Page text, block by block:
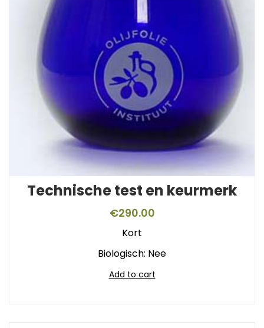
Technische test en keurmerk
€290.00
Kort
Biologisch: Nee
Add to cart